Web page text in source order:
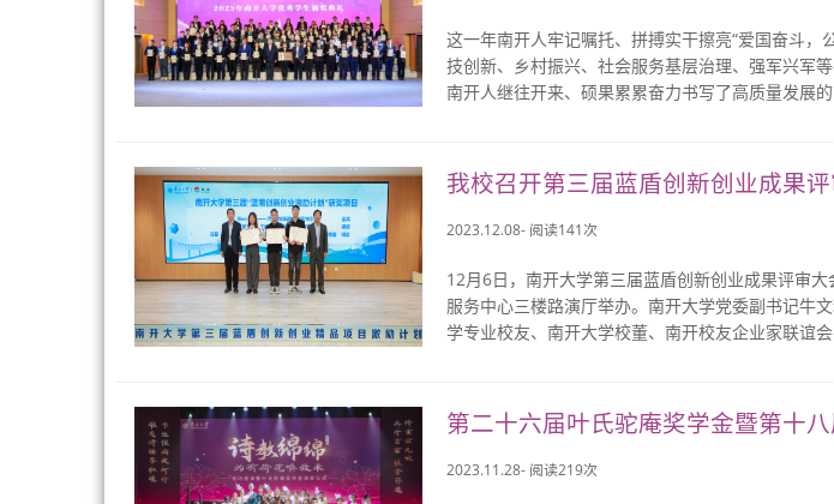
这一年南开人牢记嘱托、拼搏实干擦亮“爱国奋斗，
技创新、乡村振兴、社会服务基层治理、强军兴军
南开人继往开来、硕果累累奋力书写了高质量发展
我校召开第三届蓝盾创新创业成果
2023.12.08- 阅读141次
12月6日，南开大学第三届蓝盾创新创业成果评审
服务中心三楼路演厅举办。南开大学党委副书记牛
学专业校友、南开大学校董、南开校友企业家联谊
第二十六届叶氏驼庵奖学金暨第十
2023.11.28- 阅读219次